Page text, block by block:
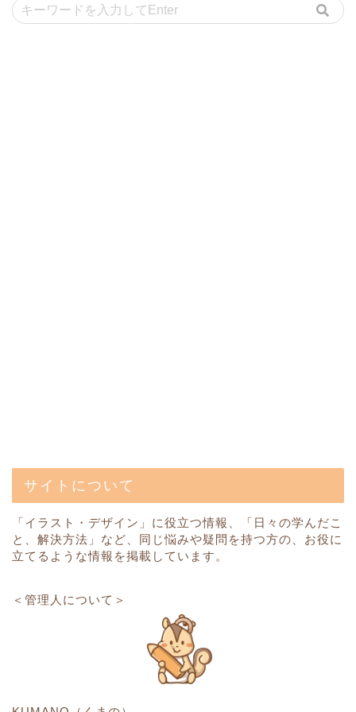
サイトについて
「イラスト・デザイン」に役立つ情報、「日々の学んだこ
と、解決方法」など、同じ悩みや疑問を持つ方の、お役に
立てるような情報を掲載しています。
＜管理人について＞